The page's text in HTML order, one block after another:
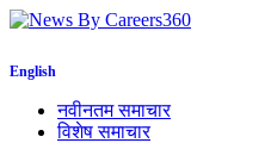
English
नवीनतम समाचार
विशेष समाचार